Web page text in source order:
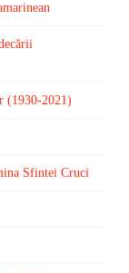
(1930-2021)
Sfintei Cruci